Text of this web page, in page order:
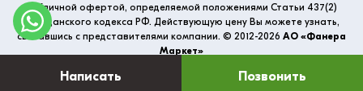
публичной офертой, определяемой положениями Статьи 437(2)
Гражданского кодекса РФ. Действующую цену Вы можете узнать,
связавшись с представителями компании. © 2012-2026 АО «Фанера
Маркет»
Написать Позвонить